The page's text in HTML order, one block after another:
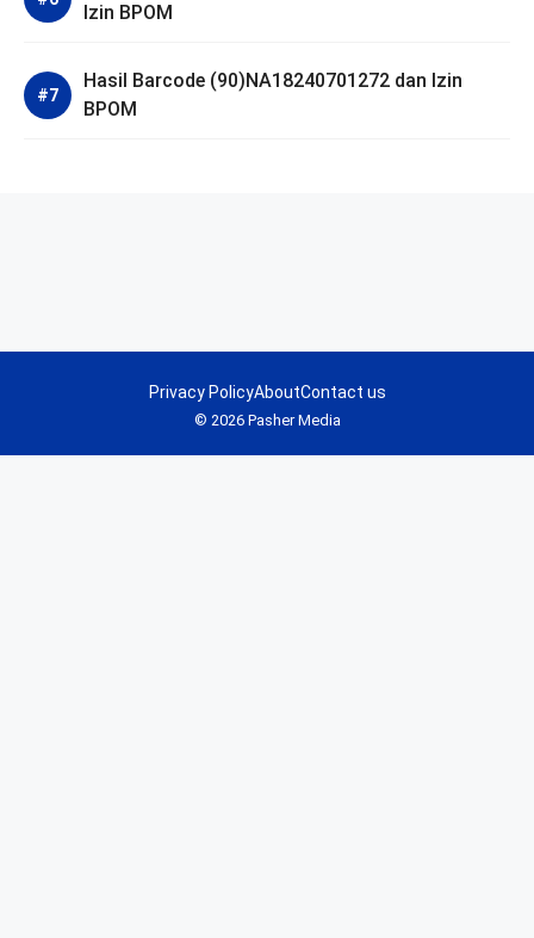
Izin BPOM
Hasil Barcode (90)NA18240701272 dan Izin
BPOM
© 2026 Pasher Media
Privacy PolicyAboutContact us